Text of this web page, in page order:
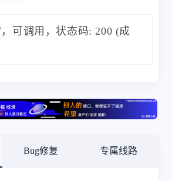
可调用，状态码: 200 (成
Bug修复 专属线路